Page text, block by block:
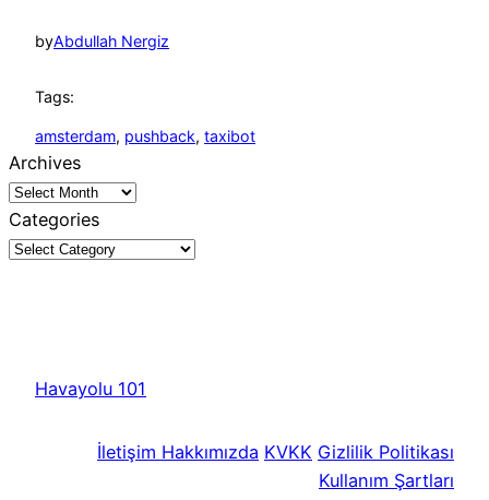
byAbdullah Nergiz
Tags:
amsterdam, pushback, taxibot
Archives
Categories
Havayolu 101
İletişim Hakkımızda KVKK Gizlilik Politikası
Kullanım Şartları